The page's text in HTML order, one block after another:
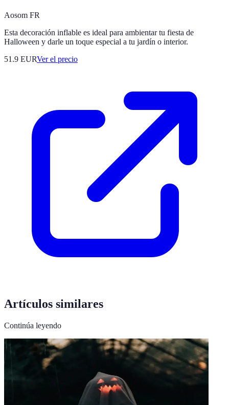
Aosom FR
Esta decoración inflable es ideal para ambientar tu fiesta de
Halloween y darle un toque especial a tu jardín o interior.
51.9 EURVer el precio
Artículos similares
Continúa leyendo